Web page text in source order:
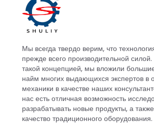
Мы всегда твердо верим, что
прежде всего производительной силой.
такой концепцией, мы вложили
найм многих выдающихся экспертов в
механики в качестве наших
нас есть отличная возможность
разрабатывать новые продукты, а
качество традиционного оборудования.